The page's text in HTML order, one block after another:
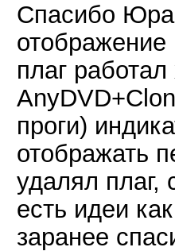
Спасибо Юра
отображение
плаг
проги)
отображать
удалял плаг,
есть идеи
заранее